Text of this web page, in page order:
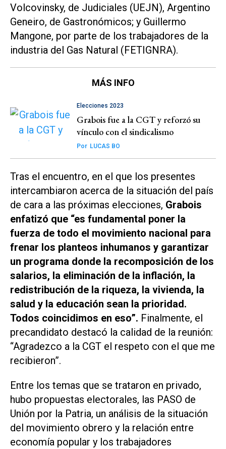
Volcovinsky, de Judiciales (UEJN), Argentino
Geneiro, de Gastronómicos; y Guillermo
Mangone, por parte de los trabajadores de la
industria del Gas Natural (FETIGNRA).
MÁS INFO
Elecciones 2023
Grabois fue a la CGT y reforzó su
vínculo con el sindicalismo
Por LUCAS BO
Tras el encuentro, en el que los presentes
intercambiaron acerca de la situación del país
de cara a las próximas elecciones, Grabois
enfatizó que “es fundamental poner la
fuerza de todo el movimiento nacional para
frenar los planteos inhumanos y garantizar
un programa donde la recomposición de los
salarios, la eliminación de la inflación, la
redistribución de la riqueza, la vivienda, la
salud y la educación sean la prioridad.
Todos coincidimos en eso”. Finalmente, el
precandidato destacó la calidad de la reunión:
“Agradezco a la CGT el respeto con el que me
recibieron”.
Entre los temas que se trataron en privado,
hubo propuestas electorales, las PASO de
Unión por la Patria, un análisis de la situación
del movimiento obrero y la relación entre
economía popular y los trabajadores